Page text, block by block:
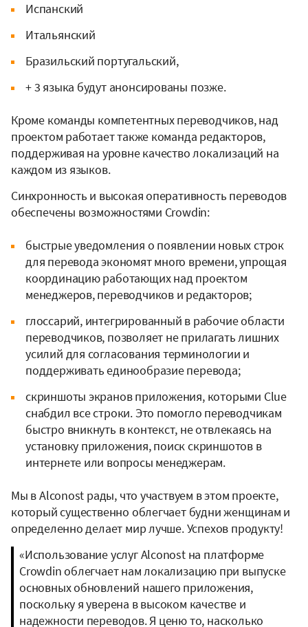
Испанский
Итальянский
Бразильский португальский,
+ 3 языка будут анонсированы позже.
Кроме команды компетентных переводчиков, над
проектом работает также команда редакторов,
поддерживая на уровне качество локализаций на
каждом из языков.
Синхронность и высокая оперативность переводов
обеспечены возможностями Crowdin:
быстрые уведомления о появлении новых строк
для перевода экономят много времени, упрощая
координацию работающих над проектом
менеджеров, переводчиков и редакторов;
глоссарий, интегрированный в рабочие области
переводчиков, позволяет не прилагать лишних
усилий для согласования терминологии и
поддерживать единообразие перевода;
скриншоты экранов приложения, которыми Clue
снабдил все строки. Это помогло переводчикам
быстро вникнуть в контекст, не отвлекаясь на
установку приложения, поиск скриншотов в
интернете или вопросы менеджерам.
Мы в Alconost рады, что участвуем в этом проекте,
который существенно облегчает будни женщинам и
определенно делает мир лучше. Успехов продукту!
«Использование услуг Alconost на платформе
Crowdin облегчает нам локализацию при выпуске
основных обновлений нашего приложения,
поскольку я уверена в высоком качестве и
надежности переводов. Я ценю то, насколько